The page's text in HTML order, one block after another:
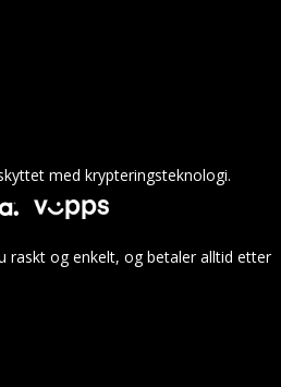
med krypteringsteknologi.
raskt og enkelt, og betaler alltid etter